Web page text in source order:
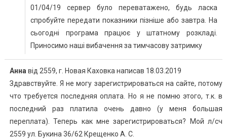
01/04/19 сервер було переватажено, будь ласка
спробуйте передати показники пізніше або завтра. На
сьогодні програма працює у штатному розкладі.
Приносимо наші вибачення за тимчасову затримку
Анна від 2559, г. Новая Каховка написав 18.03.2019
Здравствуйте. Я не могу зарегистрироваться на сайте, потому
что требуется последняя оплата. Но я не помню этого, т.к. в
последний раз платила очень давно (у меня большая
переплата). Теперь как мне зарегистрироваться? Мой л/сч
2559 ул. Букина 36/62 Крещенко А. С.